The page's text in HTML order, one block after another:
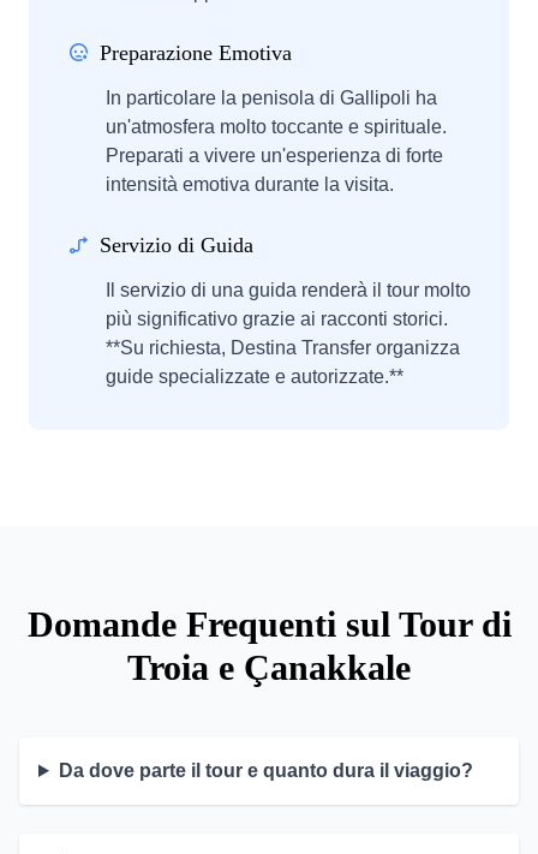
Preparazione Emotiva
In particolare la penisola di Gallipoli ha
un'atmosfera molto toccante e spirituale.
Preparati a vivere un'esperienza di forte
intensità emotiva durante la visita.
Servizio di Guida
Il servizio di una guida renderà il tour molto
più significativo grazie ai racconti storici.
**Su richiesta, Destina Transfer organizza
guide specializzate e autorizzate.**
Domande Frequenti sul Tour di
Troia e Çanakkale
Da dove parte il tour e quanto dura il viaggio?